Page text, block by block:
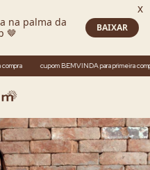
cupom BEMVINDA para primeira compra